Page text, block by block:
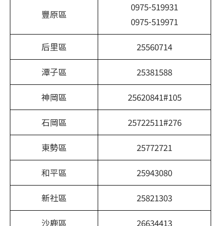
豐原區
0975-519931
0975-519971
后里區 25560714
潭子區 25381588
神岡區 25620841#105
石岡區 25722511#276
東勢區 25772721
和平區 25943080
新社區 25821303
沙鹿區 26634413